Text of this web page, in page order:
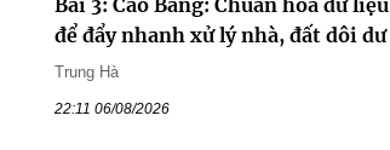
Bài 3: Cao Bằng: Chuẩn hóa dữ liệu
để đẩy nhanh xử lý nhà, đất dôi dư
Trung Hà
22:11 06/08/2026